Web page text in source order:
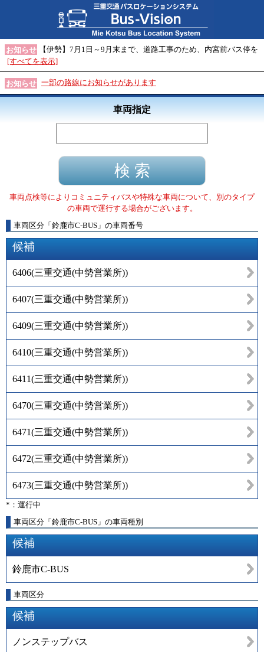
お知らせ
【伊勢】7月1日～9月末まで、道路工事のため、内宮前バス停を
[すべてを表示]
お知らせ 一部の路線にお知らせがあります
車両指定
車両点検等によりコミュニティバスや特殊な車両について、別のタイプ
の車両で運行する場合がございます。
車両区分 「 鈴鹿市C-BUS 」 の車両番号
候補
6406(三重交通(中勢営業所))
6407(三重交通(中勢営業所))
6409(三重交通(中勢営業所))
6410(三重交通(中勢営業所))
6411(三重交通(中勢営業所))
6470(三重交通(中勢営業所))
6471(三重交通(中勢営業所))
6472(三重交通(中勢営業所))
6473(三重交通(中勢営業所))
*：運行中
車両区分「鈴鹿市C-BUS」の車両種別
候補
鈴鹿市C-BUS
車両区分
候補
ノンステップバス